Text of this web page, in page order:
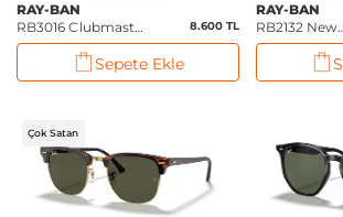
RAY-BAN
RB3016 Clubmaster
Classic
8.600 TL
Sepete Ekle
RAY-BAN
RB2132 New
Wayfarer
Çok Satan